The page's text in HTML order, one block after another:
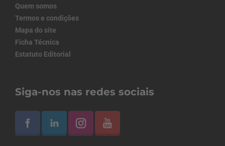
Quem somos
Termos e condições
Mapa do site
Ficha Técnica
Estatuto Editorial
Siga-nos nas redes sociais